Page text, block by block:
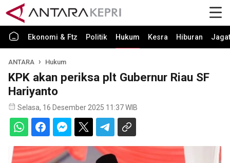
Ekonomi & Ftz Politik Hukum Kesra Hiburan Jagat
ANTARA Hukum
KPK akan periksa plt Gubernur Riau SF
Hariyanto
Selasa, 16 Desember 2025 11:37 WIB